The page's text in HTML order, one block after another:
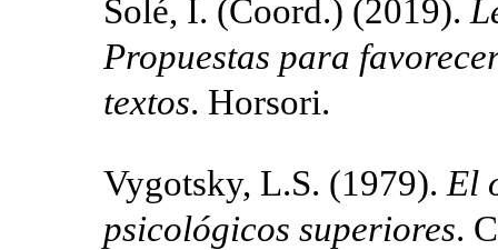
Solé, I. (Coord.) (2019).
Propuestas para
textos. Horsori.
Vygotsky, L.S. (1979). El
psicológicos superiores.